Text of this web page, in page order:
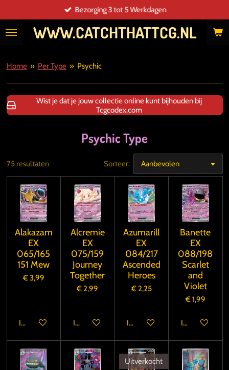
direct
naar
WWW.CATCHTHATTCG.NL
Bezorging 3 tot 5 Werkdagen
Home » Per Type » Psychic
Wist je dat je jouw collectie online kunt bijhouden bij
Tcgcodex.com
Psychic Type
75 resultaten Sorteer:
Alakazam
EX
065/165
151 Mew
€ 3,99
In winkelwagen
Alcremie
EX
075/159
Journey
Together
€ 2,99
In winkelwagen
Azumarill
EX
084/217
Ascended
Heroes
€ 2,25
In winkelwagen
Banette
EX
088/198
Scarlet
and
Violet
€ 1,99
In
Uitverkocht